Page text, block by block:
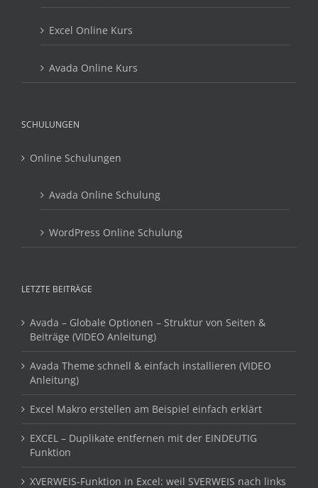
Excel Online Kurs
Avada Online Kurs
SCHULUNGEN
Online Schulungen
Avada Online Schulung
WordPress Online Schulung
LETZTE BEITRÄGE
Avada – Globale Optionen – Struktur von Seiten &
Beiträge (VIDEO Anleitung)
Avada Theme schnell & einfach installieren (VIDEO
Anleitung)
Excel Makro erstellen am Beispiel einfach erklärt
EXCEL – Duplikate entfernen mit der EINDEUTIG
Funktion
XVERWEIS-Funktion in Excel: weil SVERWEIS nach links